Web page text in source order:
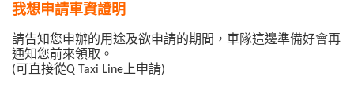
我想申請車資證明
請告知您申辦的用途及欲申請的期間，車隊這邊準備好會再
通知您前來領取。
(可直接從Q Taxi Line上申請)